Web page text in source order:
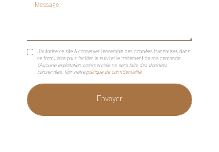
Message
J'autorise ce site à conserver l'ensemble des données transmises dans
ce formulaire pour faciliter le suivi et le traitement de ma demande.
(Aucune exploitation commerciale ne sera faite des données
conservées. Voir notre politique de confidentialité)